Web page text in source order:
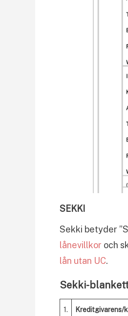
SEKKI
Sekki betyder
lånevillkor och
lån utan UC.
Sekki-
1. Kreditgivarens/